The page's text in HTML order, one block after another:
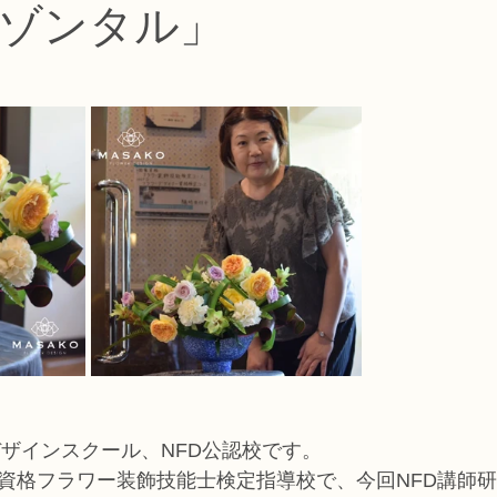
ス フラワー装飾技能検定1級レッスン
しむフラワーレッスン アーティフィシャルフラワーコース
ス NFDディプロマウエディングコース NFDディプロマプリザ
ス NFDベーシックマスターコース キッズフラワーレッス
ンタル」
インスクール、NFD公認校です。
格フラワー装飾技能士検定指導校で、今回NFD講師